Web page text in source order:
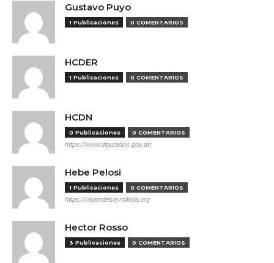
Gustavo Puyo
1 Publicaciones 0 COMENTARIOS
HCDER
1 Publicaciones 0 COMENTARIOS
HCDN
0 Publicaciones 0 COMENTARIOS
https://www.diputados.gov.ar/
Hebe Pelosi
1 Publicaciones 0 COMENTARIOS
https://visiondesarrollista.org
Hector Rosso
3 Publicaciones 0 COMENTARIOS